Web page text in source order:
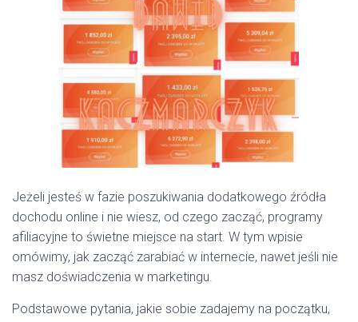
Jeżeli jesteś w fazie poszukiwania dodatkowego źródła
dochodu online i nie wiesz, od czego zacząć, programy
afiliacyjne to świetne miejsce na start. W tym wpisie
omówimy, jak zacząć zarabiać w internecie, nawet jeśli nie
masz doświadczenia w marketingu.
Podstawowe pytania, jakie sobie zadajemy na początku,